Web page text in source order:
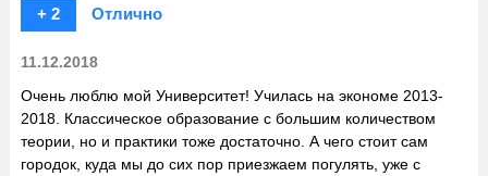
+ 2
Отлично
11.12.2018
Очень люблю мой Университет! Училась на экономе 2013-
2018. Классическое образование с большим количеством
теории, но и практики тоже достаточно. А чего стоит сам
городок, куда мы до сих пор приезжаем погулять, уже с